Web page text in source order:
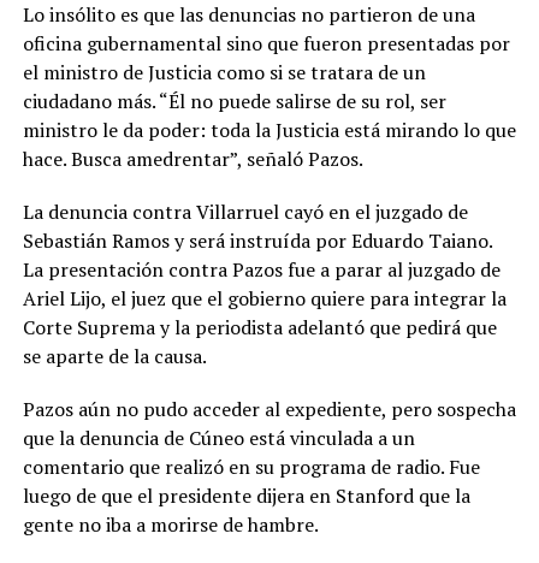
Lo insólito es que las denuncias no partieron de una
oficina gubernamental sino que fueron presentadas por
el ministro de Justicia como si se tratara de un
ciudadano más. “Él no puede salirse de su rol, ser
ministro le da poder: toda la Justicia está mirando lo que
hace. Busca amedrentar”, señaló Pazos.
La denuncia contra Villarruel cayó en el juzgado de
Sebastián Ramos y será instruída por Eduardo Taiano.
La presentación contra Pazos fue a parar al juzgado de
Ariel Lijo, el juez que el gobierno quiere para integrar la
Corte Suprema y la periodista adelantó que pedirá que
se aparte de la causa.
Pazos aún no pudo acceder al expediente, pero sospecha
que la denuncia de Cúneo está vinculada a un
comentario que realizó en su programa de radio. Fue
luego de que el presidente dijera en Stanford que la
gente no iba a morirse de hambre.